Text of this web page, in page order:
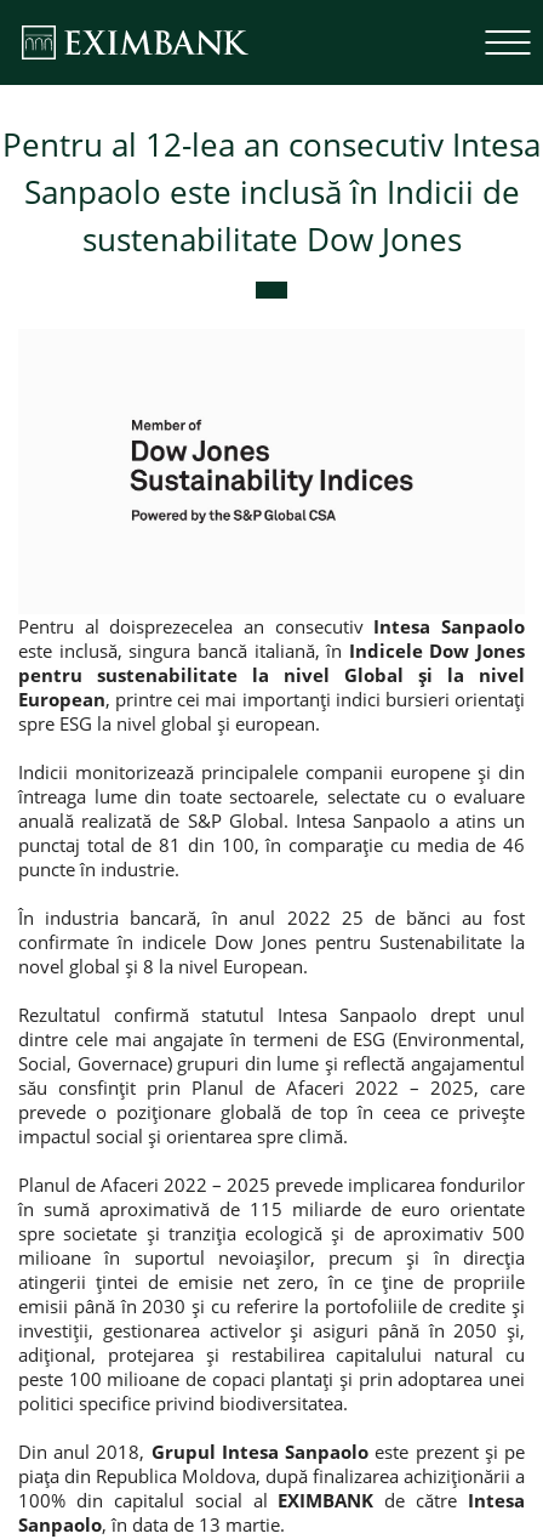
Credite ipotecare
Pentru al 12-lea an consecutiv Intesa
Sanpaolo este inclusă în Indicii de
sustenabilitate Dow Jones
Pentru al doisprezecelea an consecutiv Intesa Sanpaolo
este inclusă, singura bancă italiană, în Indicele Dow Jones
pentru sustenabilitate la nivel Global și la nivel
European, printre cei mai importanți indici bursieri orientați
spre ESG la nivel global și european.
Indicii monitorizează principalele companii europene și din
întreaga lume din toate sectoarele, selectate cu o evaluare
anuală realizată de S&P Global. Intesa Sanpaolo a atins un
punctaj total de 81 din 100, în comparație cu media de 46
puncte în industrie.
În industria bancară, în anul 2022 25 de bănci au fost
confirmate în indicele Dow Jones pentru Sustenabilitate la
novel global și 8 la nivel European.
Rezultatul confirmă statutul Intesa Sanpaolo drept unul
dintre cele mai angajate în termeni de ESG (Environmental,
Social, Governace) grupuri din lume și reflectă angajamentul
său consfințit prin Planul de Afaceri 2022 – 2025, care
prevede o poziționare globală de top în ceea ce privește
impactul social și orientarea spre climă.
Planul de Afaceri 2022 – 2025 prevede implicarea fondurilor
în sumă aproximativă de 115 miliarde de euro orientate
spre societate și tranziția ecologică și de aproximativ 500
milioane în suportul nevoiașilor, precum și în direcția
atingerii țintei de emisie net zero, în ce ține de propriile
emisii până în 2030 și cu referire la portofoliile de credite și
investiții, gestionarea activelor și asiguri până în 2050 și,
adițional, protejarea și restabilirea capitalului natural cu
peste 100 milioane de copaci plantați și prin adoptarea unei
politici specifice privind biodiversitatea.
Din anul 2018, Grupul Intesa Sanpaolo este prezent și pe
piața din Republica Moldova, după finalizarea achiziționării a
100% din capitalul social al EXIMBANK de către Intesa
Sanpaolo, în data de 13 martie.